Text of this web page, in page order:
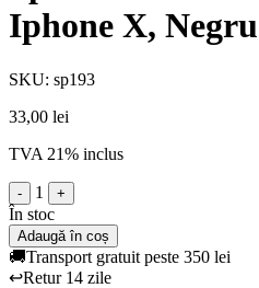
Iphone X, Negru
SKU: sp193
33,00 lei
TVA 21% inclus
- 1 +
În stoc
Adaugă în coș
🚚Transport gratuit peste 350 lei
↩️Retur 14 zile